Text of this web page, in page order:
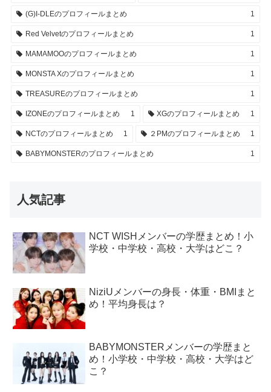
(G)I-DLEのプロフィールまとめ 1
Red Velvetのプロフィールまとめ 1
MAMAMOOのプロフィールまとめ 1
MONSTA Xのプロフィールまとめ 1
TREASUREのプロフィールまとめ 1
IZONEのプロフィールまとめ 1 XGのプロフィールまとめ 1
NCTのプロフィールまとめ 1 ２PMのプロフィールまとめ 1
BABYMONSTERのプロフィールまとめ 1
人気記事
NCT WISHメンバーの学歴まとめ！小
学校・中学校・高校・大学はどこ？
NiziUメンバーの身長・体重・BMIまと
め！平均身長は？
BABYMONSTERメンバーの学歴まと
め！小学校・中学校・高校・大学はど
こ？